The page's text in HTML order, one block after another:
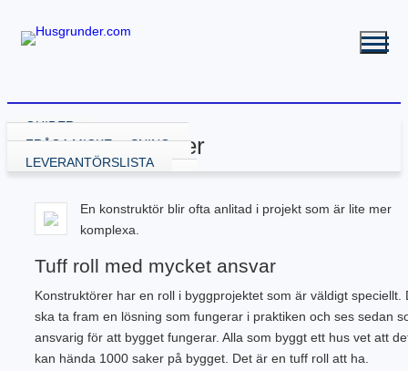
GUIDER
VÄLJA GRUNDLÖSNING
GRUND MED GJUTNING
PLATTA – ATTEFALL
PLATTA – GARAGE
PLATTA – KÄLLARE
PLATTA – UTERUM
PLATTA – TILLBYGGNAD
PLATTA – VÄXTHUS
BYGGA KÄLLARE
BYGGA KÄLLARE – ATTEFALL
KRYPGRUND – STARTA HÄR
KRYPGRUND – ATTEFALL
BALK – HYBRIDGRUND
BALK – VÄXTHUS
DRÄNERA HUS
KÄLLARE MED FUKT
RADONSÄKRA DIN KÄLLARE
EW GRUNDRENOVERING
KRYPGRUND – AVFUKTARE
MEKANISKT VENTGOLV
RADONSÄKRA DIN KÄLLARE
BYGGA POOL
GJUTEN ISOLERAD POOL
FLER GUIDER
BYGGA ALTAN
DRÄNERANDE MATERIAL
GRUNDLÄGGNING PÅ BERG
MARK & TRÄDGÅRD
L-STÖD OCH STÖDMURAR
FRÅGA MICKE
LEVERANTÖRSLISTA
Kategori:Tjänster
En konstruktör blir ofta anlitad i projekt som är lite mer
komplexa.
Tuff roll med mycket ansvar
Konstruktörer har en roll i byggprojektet som är väldigt speciellt.
ska ta fram en lösning som fungerar i praktiken och ses sedan
ansvarig för att bygget fungerar. Alla som byggt ett hus vet att
kan hända 1000 saker på bygget. Det är en tuff roll att ha.